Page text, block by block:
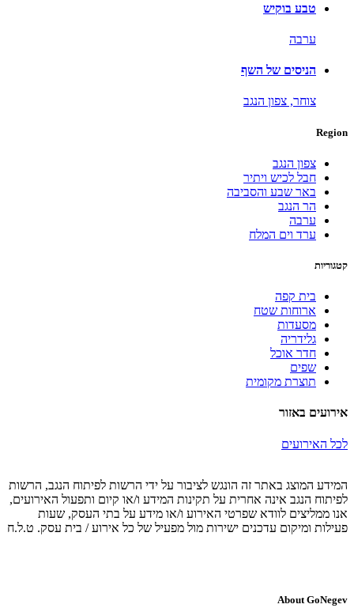
טבע בוקיש
ערבה
הניסים של השף
צוחר, צפון הנגב
Region
צפון הנגב
חבל לכיש ויתיר
באר שבע והסביבה
הר הנגב
ערבה
ערד וים המלח
קטגוריות
בית קפה
ארוחות שטח
מסעדות
גלידריה
חדר אוכל
שפים
תוצרת מקומית
אירועים באזור
לכל האירועים
המידע המוצג באתר זה הונגש לציבור על ידי הרשות לפיתוח הנגב, הרשות
לפיתוח הנגב אינה אחרית על תקינות המידע ו/או קיום ותפעול האירועים,
אנו ממליצים לוודא שפרטי האירוע ו/או מידע על בתי העסק, שעות
פעילות ומיקום עדכנים ישירות מול מפעיל של כל אירוע / בית עסק. ט.ל.ח
About GoNegev